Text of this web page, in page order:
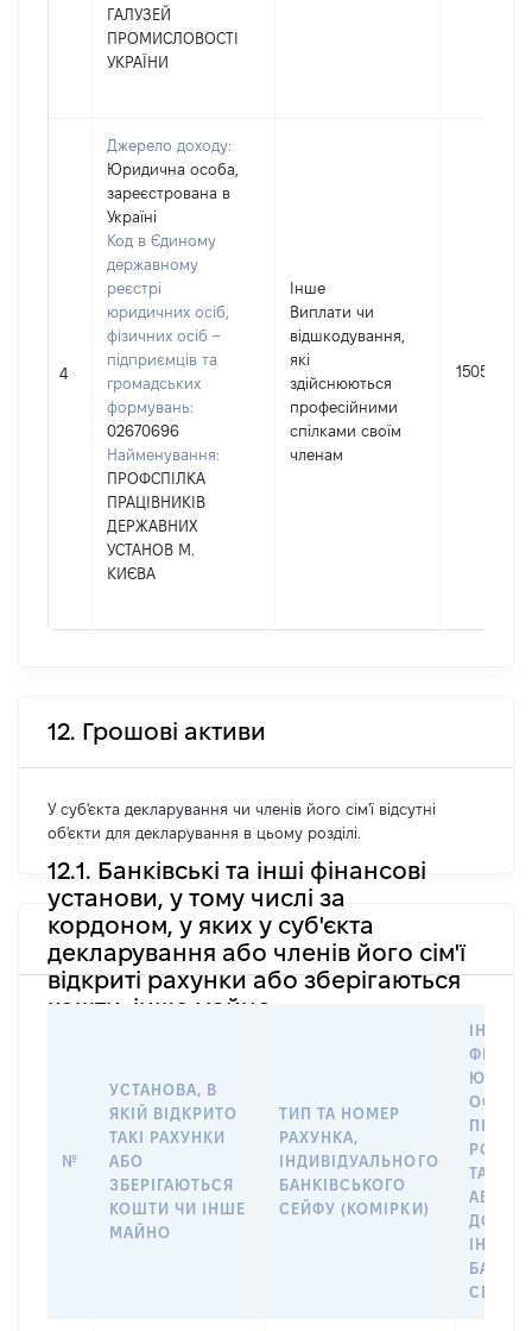
ГАЛУЗЕЙ
ПРОМИСЛОВОСТІ
УКРАЇНИ
4
Джерело доходу:
Юридична особа,
зареєстрована в
Україні
Код в Єдиному
державному
реєстрі
юридичних осіб,
фізичних осіб –
підприємців та
громадських
формувань:
02670696
Найменування:
ПРОФСПІЛКА
ПРАЦІВНИКІВ
ДЕРЖАВНИХ
УСТАНОВ М.
КИЄВА
Інше
Виплати чи
відшкодування,
які
здійснюються
професійними
спілками своїм
членам
1505
12. Грошові активи
У суб'єкта декларування чи членів його сім'ї відсутні
об'єкти для декларування в цьому розділі.
12.1. Банківські та інші фінансові
установи, у тому числі за
кордоном, у яких у суб'єкта
декларування або членів його сім'ї
відкриті рахунки або зберігаються
кошти, інше майно
№
УСТАНОВА, В
ЯКІЙ ВІДКРИТО
ТАКІ РАХУНКИ
АБО
ЗБЕРІГАЮТЬСЯ
КОШТИ ЧИ ІНШЕ
МАЙНО
ТИП ТА НОМЕР
РАХУНКА,
ІНДИВІДУАЛЬНОГО
БАНКІВСЬКОГО
СЕЙФУ (КОМІРКИ)
ПРАВО
ТАКИМ
АБО
ДО
СЕЙФУ